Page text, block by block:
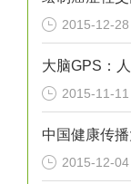
2015-12-28
大脑GPS：
2015-11-11
2015-12-04